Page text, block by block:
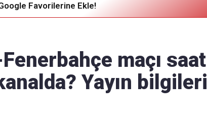
Favorilerine Ekle!
maçı saat
Yayın bilgileri